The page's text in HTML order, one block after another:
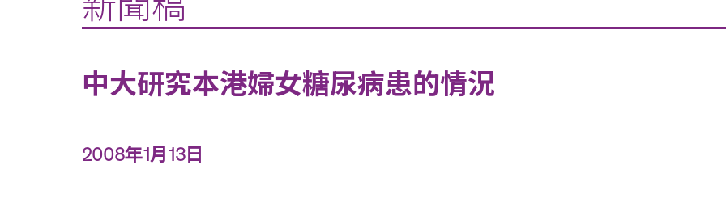
中大研究本港婦女糖尿病患的情況
2008年1月13日